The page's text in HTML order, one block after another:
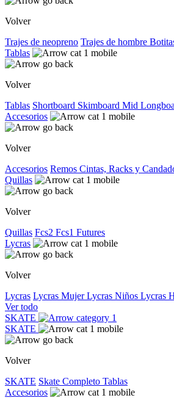
Volver
Trajes de neopreno Trajes de hombre
Tablas
Volver
Tablas Shortboard Skimboard Mid
Accesorios
Volver
Accesorios Remos Cintas, Racks y
Quillas
Volver
Quillas Fcs2 Fcs1 Futures
Lycras
Volver
Lycras Lycras MujerLycras Niños Lycras
Ver todo
SKATE
SKATE
Volver
SKATE Skate Completo Tablas
Accesorios